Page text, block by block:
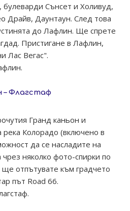
Сънсет и Холивуд,
Драйв, Даунтаун. След това
до Лафлин. Ще спрете
Пристигане в Лафлин,
Лас Вегас".
– Флагстаф
Гранд каньон и
река Колорадо (включено в
да се насладите на
чрез няколко фото-спирки по
отпътувате към градчето
път Road 66.